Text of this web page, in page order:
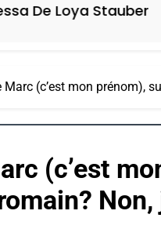
Stauber
Marc (c’est mon prénom),
(c’est